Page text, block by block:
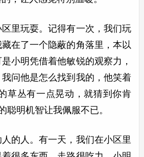
里玩耍。记得有一次，我们玩
在了一个隐蔽的角落里，本以
小明凭借着他敏锐的观察力，
问他是怎么找到我的，他笑着
草丛有一点晃动，就猜到你肯
聪明机智让我佩服不已。
的人。有一天，我们在小区里